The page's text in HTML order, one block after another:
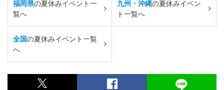
福岡県の夏休みイベント一
覧へ
九州・沖縄の夏休みイベン
ト一覧へ
全国の夏休みイベント一覧
へ